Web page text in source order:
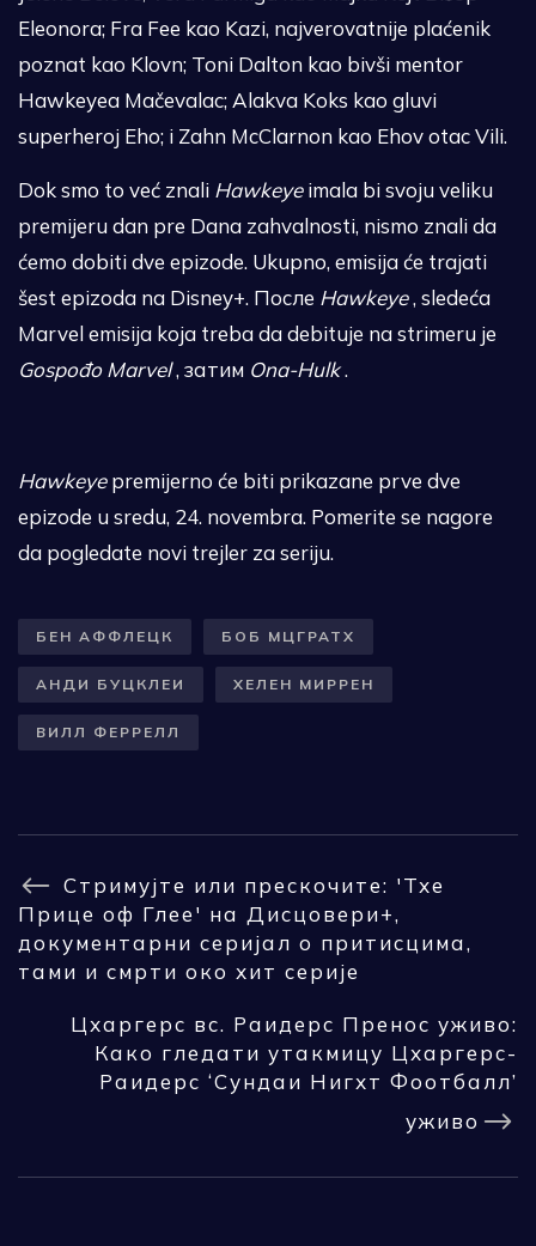
Eleonora; Fra Fee kao Kazi, najverovatnije plaćenik
poznat kao Klovn; Toni Dalton kao bivši mentor
Hawkeyea Mačevalac; Alakva Koks kao gluvi
superheroj Eho; i Zahn McClarnon kao Ehov otac Vili.
Dok smo to već znali Hawkeyeimala bi svoju veliku
premijeru dan pre Dana zahvalnosti, nismo znali da
ćemo dobiti dve epizode. Ukupno, emisija će trajati
šest epizoda na Disney+. После Hawkeye, sledeća
Marvel emisija koja treba da debituje na strimeru je
Gospođo Marvel, затим Ona-Hulk.
Hawkeyepremijerno će biti prikazane prve dve
epizode u sredu, 24. novembra. Pomerite se nagore
da pogledate novi trejler za seriju.
БЕН АФФЛЕЦК БОБ МЦГРАТХ
АНДИ БУЦКЛЕИ ХЕЛЕН МИРРЕН
ВИЛЛ ФЕРРЕЛЛ
Стримујте или прескочите: 'Тхе
Прице оф Глее' на Дисцовери+,
документарни серијал о притисцима,
тами и смрти око хит серије
Цхаргерс вс. Раидерс Пренос уживо:
Како гледати утакмицу Цхаргерс-
Раидерс ‘Сундаи Нигхт Фоотбалл’
уживо